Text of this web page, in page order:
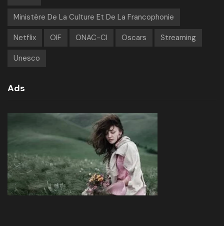
Ministère De La Culture Et De La Francophonie
Netflix OIF ONAC-CI Oscars Streaming
Unesco
Ads